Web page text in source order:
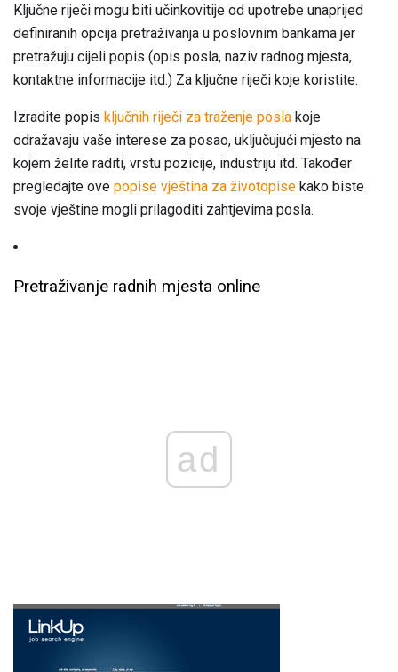
Ključne riječi mogu biti učinkovitije od upotrebe unaprijed
definiranih opcija pretraživanja u poslovnim bankama jer
pretražuju cijeli popis (opis posla, naziv radnog mjesta,
kontaktne informacije itd.) Za ključne riječi koje koristite.
Izradite popis ključnih riječi za traženje posla koje
odražavaju vaše interese za posao, uključujući mjesto na
kojem želite raditi, vrstu pozicije, industriju itd. Također
pregledajte ove popise vještina za životopise kako biste
svoje vještine mogli prilagoditi zahtjevima posla.
Pretraživanje radnih mjesta online
ad